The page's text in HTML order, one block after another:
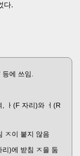
다.
에 쓰임.
ㅏ(F 자리)와 ㅓ(R
ㅈ이 붙지 않음
)에 받침 ㅈ을 둠